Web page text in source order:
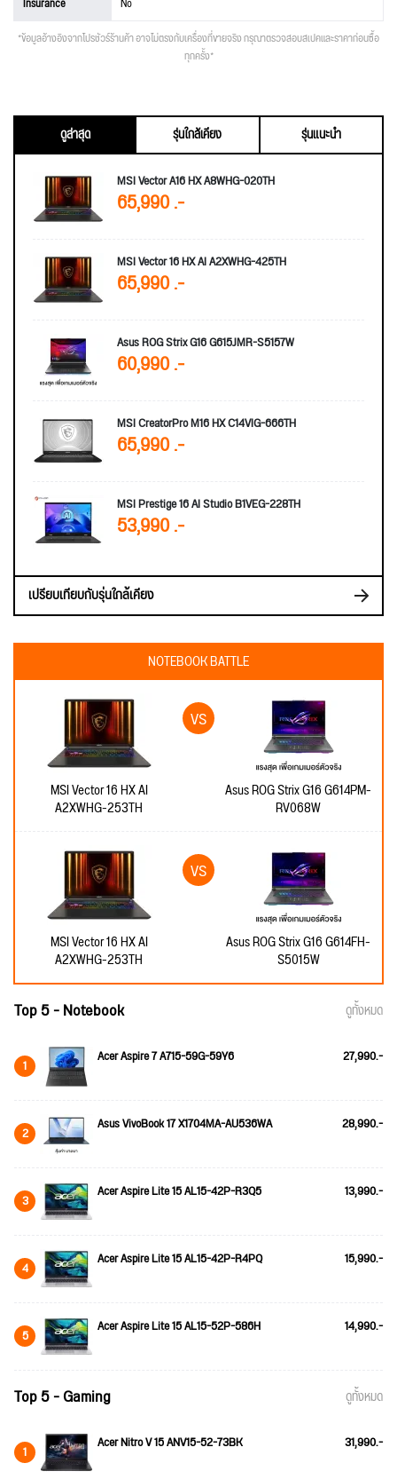
*ข้อมูลอ้างอิงจากโปรชัวร์ร้านค้า อาจไม่ตรงกับเครื่องที่ขายจริง กรุณาตรวจสอบสเปคและราคาก่อนซื้อ
ทุกครั้ง*
ดูล่าสุด รุ่นใกล้เคียง
รุ่นแนะนำ
MSI Vector A16 HX A8WHG-020TH
65,990 .-
MSI Vector 16 HX AI A2XWHG-425TH
65,990 .-
Asus ROG Strix G16 G615JMR-S5157W
60,990 .-
MSI CreatorPro M16 HX C14VIG-666TH
65,990 .-
MSI Prestige 16 AI Studio B1VEG-228TH
53,990 .-
เปรียบเทียบกับรุ่นใกล้เคียง
NOTEBOOK BATTLE
MSI Vector 16 HX AI
A2XWHG-253TH
Asus ROG Strix G16 G614PM-
RV068W
MSI Vector 16 HX AI
A2XWHG-253TH
Asus ROG Strix G16 G614FH-
S5015W
Top 5 - Notebook ดูทั้งหมด
1 Acer Aspire 7 A715-59G-59Y6 27,990.-
2 Asus VivoBook 17 X1704MA-AU536WA 28,990.-
3 Acer Aspire Lite 15 AL15-42P-R3Q5 13,990.-
4 Acer Aspire Lite 15 AL15-42P-R4PQ 15,990.-
5 Acer Aspire Lite 15 AL15-52P-586H 14,990.-
Top 5 - Gaming ดูทั้งหมด
1 Acer Nitro V 15 ANV15-52-73BK 31,990.-